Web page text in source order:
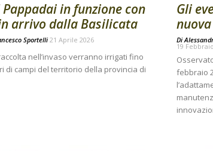
in funzione con
arrivo dalla Basilicata
Sportelli 21 Aprile 2026
nell’invaso verranno irrigati fino
di campi del territorio della provincia di
Gli
Di
19
febbraio